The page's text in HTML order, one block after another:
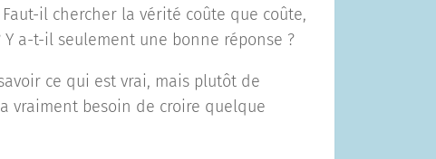
il chercher la vérité coûte que coûte,
a-t-il seulement une bonne réponse ?
ce qui est vrai, mais plutôt de
vraiment besoin de croire quelque